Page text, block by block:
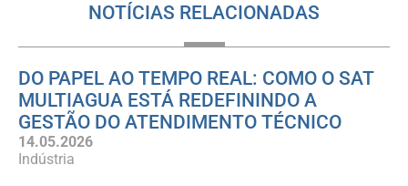
NOTÍCIAS RELACIONADAS
DO PAPEL AO TEMPO REAL: COMO O SAT
MULTIAGUA ESTÁ REDEFININDO A
GESTÃO DO ATENDIMENTO TÉCNICO
14.05.2026
Indústria